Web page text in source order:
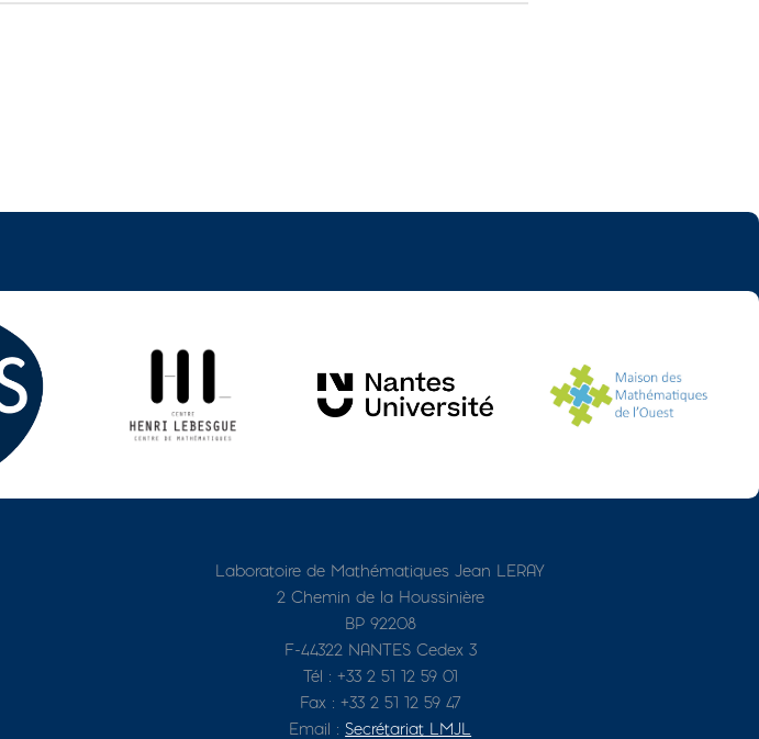
Laboratoire de Mathématiques Jean LERAY
2 Chemin de la Houssinière
BP 92208
F-44322 NANTES Cedex 3
Tél : +33 2 51 12 59 01
Fax : +33 2 51 12 59 47
Email : Secrétariat LMJL